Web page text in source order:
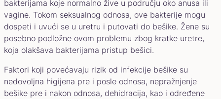
bakterijama koje normalno žive u području oko anusa ili
vagine. Tokom seksualnog odnosa, ove bakterije mogu
dospeti i uvući se u uretru i putovati do bešike. Žene su
posebno podložne ovom problemu zbog kratke uretre,
koja olakšava bakterijama pristup bešici.
Faktori koji povećavaju rizik od infekcije bešike su
nedovoljna higijena pre i posle odnosa, nepražnjenje
bešike pre i nakon odnosa, dehidracija, kao i određene